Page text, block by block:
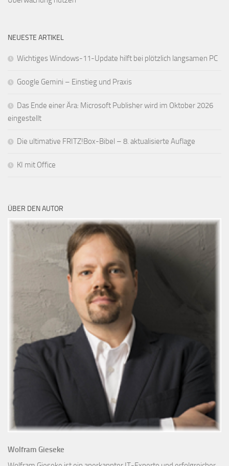
NEUESTE ARTIKEL
Wichtiges Windows-11-Update hilft bei plötzlich langsamen PC
Google Gemini – Einstieg und Praxis
Das Ende einer Ära: Microsoft Publisher wird im Oktober 2026
eingestellt
Die ultimative FRITZ!Box-Bibel – 8. aktualisierte Auflage
KI mit Office
ÜBER DEN AUTOR
Wolfram Gieseke